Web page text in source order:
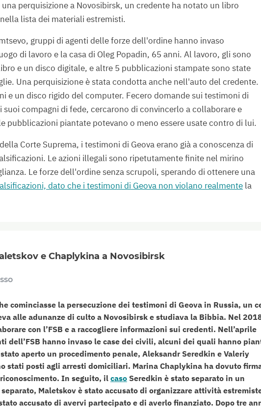
perquisizione a Novosibirsk, un credente ha notato un libro
lista dei materiali estremisti.
gruppi di agenti delle forze dell'ordine hanno invaso
di lavoro e la casa di Oleg Popadin, 65 anni. Al lavoro, gli sono
e un disco digitale, e altre 5 pubblicazioni stampate sono state
Una perquisizione è stata condotta anche nell'auto del credente.
e un disco rigido del computer. Fecero domande sui testimoni di
suoi compagni di fede, cercarono di convincerlo a collaborare e
pubblicazioni piantate potevano o meno essere usate contro di lui.
Corte Suprema, i testimoni di Geova erano già a conoscenza di
Le azioni illegali sono ripetutamente finite nel mirino
Le forze dell'ordine senza scrupoli, sperando di ottenere una
dato che i testimoni di Geova non violano realmente la
e Chaplykina a Novosibirsk
cominciasse la persecuzione dei testimoni di Geova in Russia, un
alle adunanze di culto a Novosibirsk e studiava la Bibbia. Nel
con l’FSB e a raccogliere informazioni sui credenti. Nell’aprile
dell’FSB hanno invaso le case dei civili, alcuni dei quali hanno
aperto un procedimento penale, Aleksandr Seredkin e Valeriy
stati posti agli arresti domiciliari. Marina Chaplykina ha dovuto
In seguito, il caso Seredkin è stato separato in un
Maletskov è stato accusato di organizzare attività
accusato di avervi partecipato e di averlo finanziato. Dopo tre